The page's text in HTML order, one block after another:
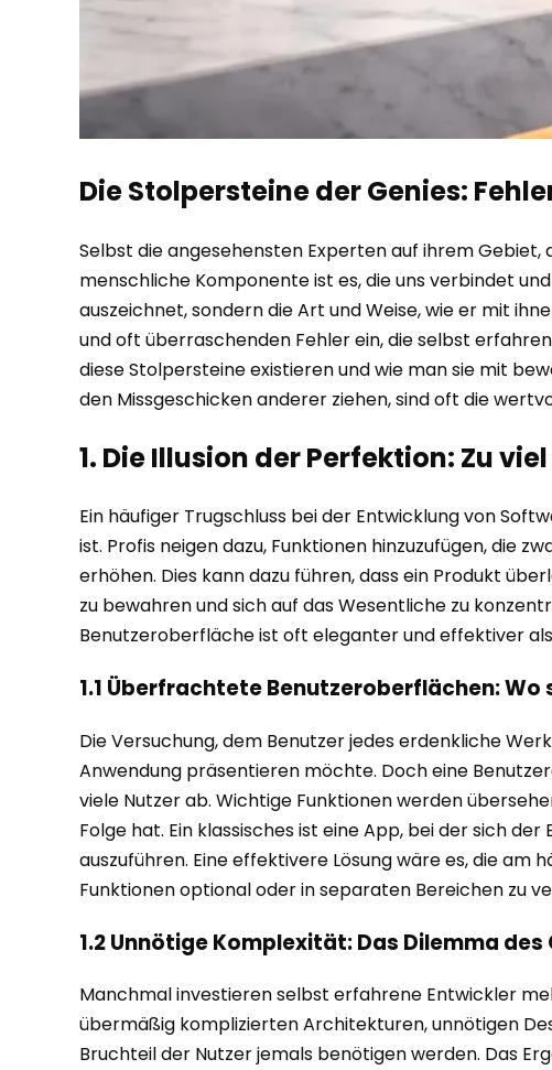
Die Stolpersteine der Genies:
Selbst die angesehensten Experten auf ihrem
menschliche Komponente ist es, die uns verbindet
auszeichnet, sondern die Art und Weise, wie er mit
und oft überraschenden Fehler ein, die selbst
diese Stolpersteine existieren und wie man sie mit
den Missgeschicken anderer ziehen, sind oft die
1. Die Illusion der Perfektion: Zu
Ein häufiger Trugschluss bei der Entwicklung von
ist. Profis neigen dazu, Funktionen hinzuzufügen, die
erhöhen. Dies kann dazu führen, dass ein Produkt
zu bewahren und sich auf das Wesentliche zu
Benutzeroberfläche ist oft eleganter und effektiver
1.1 Überfrachtete Benutzeroberflächen: Wo
Die Versuchung, dem Benutzer jedes erdenkliche
Anwendung präsentieren möchte. Doch eine
viele Nutzer ab. Wichtige Funktionen werden
Folge hat. Ein klassisches ist eine App, bei der sich
auszuführen. Eine effektivere Lösung wäre es, die
Funktionen optional oder in separaten Bereichen zu
1.2 Unnötige Komplexität: Das Dilemma
Manchmal investieren selbst erfahrene Entwickler
übermäßig komplizierten Architekturen, unnötigen
Bruchteil der Nutzer jemals benötigen werden. Das